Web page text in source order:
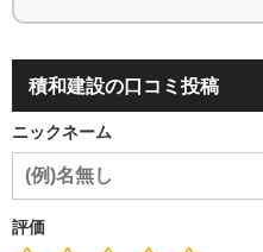
積和建設の口コミ投稿
ニックネーム
評価